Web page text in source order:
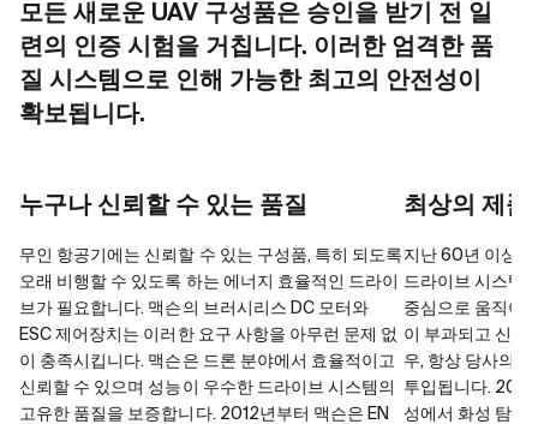
모든 새로운 UAV 구성품은 승인을 받기 전 일
련의 인증 시험을 거칩니다. 이러한 엄격한 품
질 시스템으로 인해 가능한 최고의 안전성이
확보됩니다.
누구나 신뢰할 수 있는 품질
무인 항공기에는 신뢰할 수 있는 구성품, 특히 되도록
오래 비행할 수 있도록 하는 에너지 효율적인 드라이
브가 필요합니다. 맥슨의 브러시리스 DC 모터와
ESC 제어장치는 이러한 요구 사항을 아무런 문제 없
이 충족시킵니다. 맥슨은 드론 분야에서 효율적이고
신뢰할 수 있으며 성능이 우수한 드라이브 시스템의
고유한 품질을 보증합니다. 2012년부터 맥슨은 EN
최상의 제품
지난 60년 이상의
드라이브 시스템
중심으로 움직이
이 부과되고 신뢰
우, 항상 당사의
투입됩니다. 20년
성에서 화성 탐사